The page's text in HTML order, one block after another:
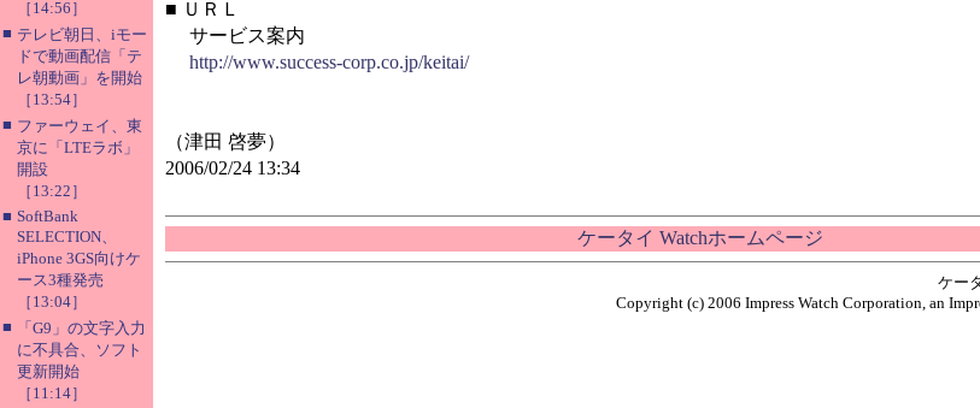
［14:56］
■ テレビ朝日、iモー
ドで動画配信「テ
レ朝動画」を開始
［13:54］
■ ファーウェイ、東
京に「LTEラボ」
開設
［13:22］
■ SoftBank
SELECTION、
iPhone 3GS向けケ
ース3種発売
［13:04］
■
「G9」の文字入力
に不具合、ソフト
更新開始
［11:14］
■ ＵＲＬ
サービス案内
http://www.success-corp.co.jp/keitai/
（津田 啓夢）
2006/02/24 13:34
ケータイ Watchホームページ
ケー
Copyright (c) 2006 Impress Watch Corporation, an